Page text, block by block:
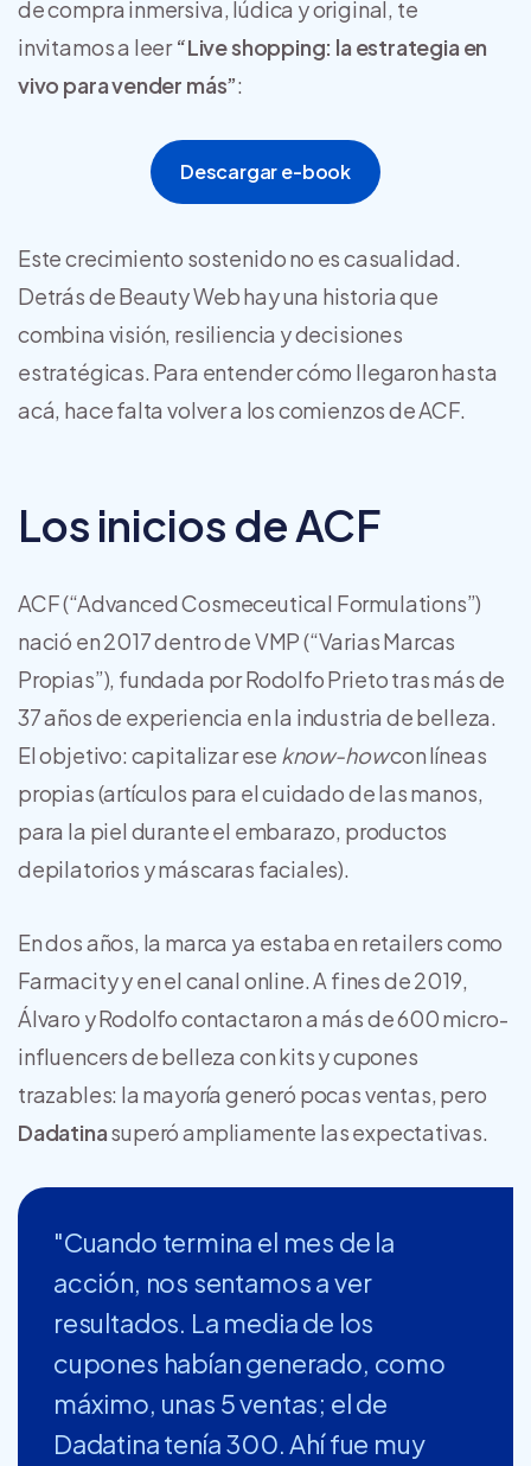
de compra inmersiva, lúdica y original, te
invitamos a leer“Live shopping: la estrategia en
vivo para vender más”:
Descargar e-book
Este crecimiento sostenido no es casualidad.
Detrás de Beauty Web hay una historia que
combina visión, resiliencia y decisiones
estratégicas. Para entender cómo llegaron hasta
acá, hace falta volver a los comienzos de ACF.
Los inicios de ACF
ACF (“Advanced Cosmeceutical Formulations”)
nació en 2017 dentro de VMP (“Varias Marcas
Propias”), fundada por Rodolfo Prieto tras más de
37 años de experiencia en la industria de belleza.
El objetivo: capitalizar ese know-howcon líneas
propias (artículos para el cuidado de las manos,
para la piel durante el embarazo, productos
depilatorios y máscaras faciales).
En dos años, la marca ya estaba en retailers como
Farmacity y en el canal online. A fines de 2019,
Álvaro y Rodolfo contactaron a más de 600 micro-
influencers de belleza con kits y cupones
trazables: la mayoría generó pocas ventas, pero
Dadatinasuperó ampliamente las expectativas.
"Cuando termina el mes de la
acción, nos sentamos a ver
resultados. La media de los
cupones habían generado, como
máximo, unas 5 ventas; el de
Dadatina tenía 300. Ahí fue muy